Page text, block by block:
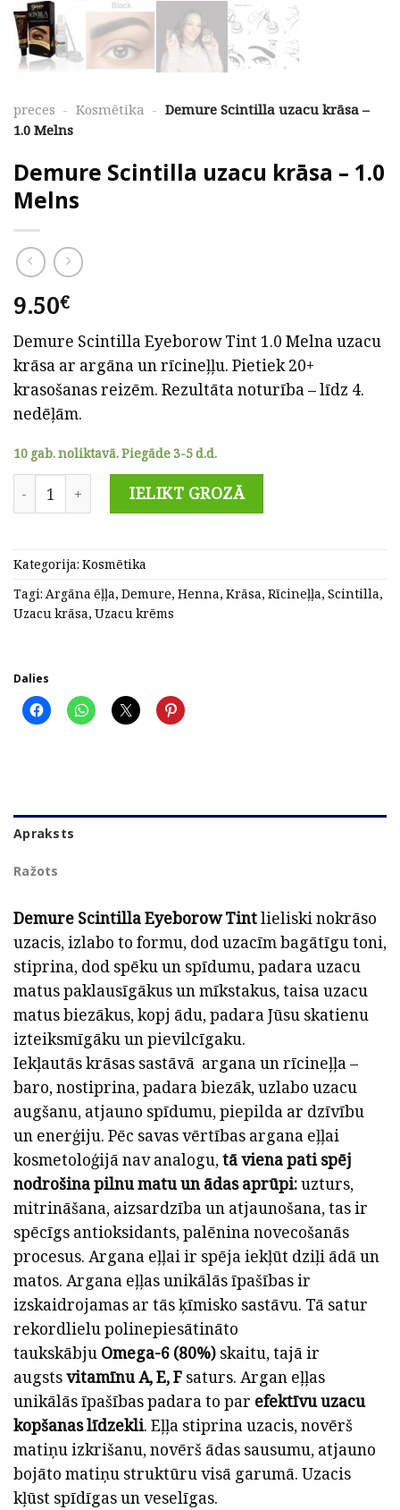
preces - Kosmētika - Demure Scintilla uzacu krāsa –
1.0 Melns
Demure Scintilla uzacu krāsa – 1.0
Melns
9.50€
Demure Scintilla Eyeborow Tint 1.0 Melna uzacu
krāsa ar argāna un rīcineļļu. Pietiek 20+
krasošanas reizēm. Rezultāta noturība – līdz 4.
nedēļām.
10 gab. noliktavā. Piegāde 3-5 d.d.
Demure Scintilla uzacu krāsa - 1.0 Melns quantity
IELIKT GROZĀ
Kategorija:Kosmētika
Tagi:Argāna ēļļa,Demure,Henna,Krāsa,Rīcineļļa,Scintilla,
Uzacu krāsa,Uzacu krēms
Dalies
Apraksts
Ražots
Demure Scintilla Eyeborow Tintlieliski nokrāso
uzacis, izlabo to formu, dod uzacīm bagātīgu toni,
stiprina, dod spēku un spīdumu, padara uzacu
matus paklausīgākus un mīkstakus, taisa uzacu
matus biezākus, kopj ādu, padara Jūsu skatienu
izteiksmīgāku un pievilcīgaku.
Iekļautās krāsas sastāvā argana un rīcineļļa –
baro, nostiprina, padara biezāk, uzlabo uzacu
augšanu, atjauno spīdumu, piepilda ar dzīvību
un enerģiju. Pēc savas vērtības argana eļļai
kosmetoloģijā nav analogu,tā viena pati spēj
nodrošina pilnu matu un ādas aprūpi:uzturs,
mitrināšana, aizsardzība un atjaunošana, tas ir
spēcīgs antioksidants, palēnina novecošanās
procesus. Argana eļļai ir spēja iekļūt dziļi ādā un
matos. Argana eļļas unikālās īpašības ir
izskaidrojamas ar tās ķīmisko sastāvu. Tā satur
rekordlielu polinepiesātināto
taukskābjuOmega-6 (80%)skaitu, tajā ir
augstsvitamīnu A, E, Fsaturs. Argan eļļas
unikālās īpašības padara to par efektīvu uzacu
kopšanas līdzekli. Eļļa stiprina uzacis, novērš
matiņu izkrišanu, novērš ādas sausumu, atjauno
bojāto matiņu struktūru visā garumā. Uzacis
kļūst spīdīgas un veselīgas.